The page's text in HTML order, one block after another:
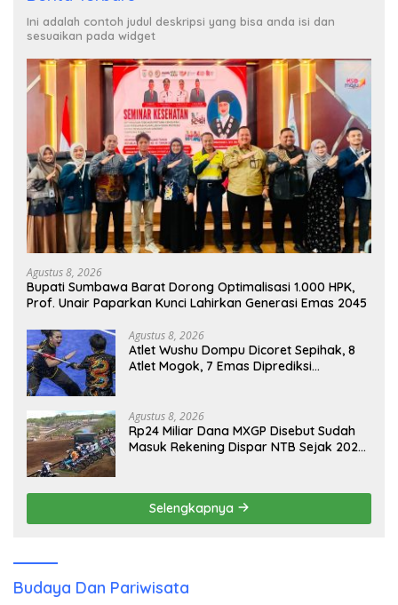
Ini adalah contoh judul deskripsi yang bisa anda isi dan
sesuaikan pada widget
Agustus 8, 2026
Bupati Sumbawa Barat Dorong Optimalisasi 1.000 HPK,
Prof. Unair Paparkan Kunci Lahirkan Generasi Emas 2045
Agustus 8, 2026
Atlet Wushu Dompu Dicoret Sepihak, 8
Atlet Mogok, 7 Emas Diprediksi
Agustus 8, 2026
Rp24 Miliar Dana MXGP Disebut Sudah
Masuk Rekening Dispar NTB Sejak 2024,
Selengkapnya
Budaya Dan Pariwisata